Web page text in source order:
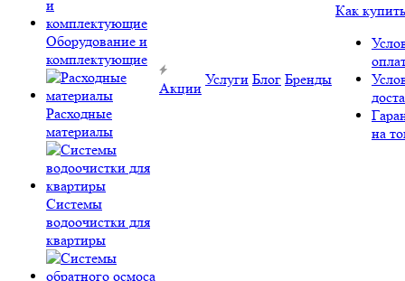
Оборудование и
комплектующие
Расходные
материалы
Системы
водоочистки для
квартиры
Акции
Услуги Блог Бренды
Как купить
на